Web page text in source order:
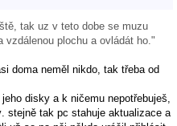
tak uz v teto dobe se muzu
vzdálenou plochu a ovládát ho."
doma neměl nikdo, tak třeba od
disky a k ničemu nepotřebuješ,
stejně tak pc stahuje aktualizace a